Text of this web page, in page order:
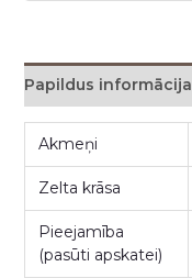
Papildus informācija
Akmeņi
Zelta krāsa
Pieejamība
(pasūti apskatei)